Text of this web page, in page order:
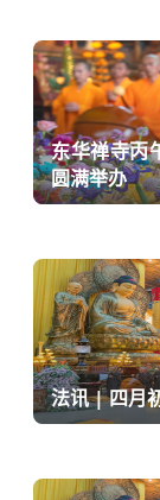
东华禅寺丙
圆满举办
法讯 | 四月